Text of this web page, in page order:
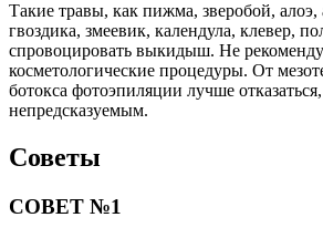
Такие травы, как пижма, зверобой,
гвоздика, змеевик, календула, клевер,
спровоцировать выкидыш. Не
косметологические процедуры. От
ботокса фотоэпиляции лучше
непредсказуемым.
Советы
СОВЕТ №1